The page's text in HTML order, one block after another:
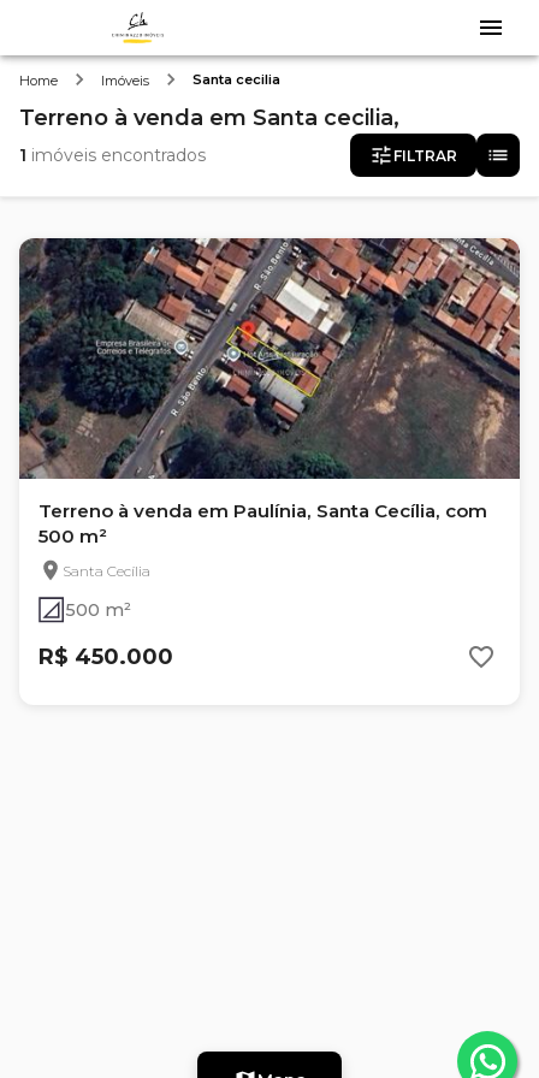
Home Imóveis Santa cecilia
Terreno à venda em Santa cecilia,
1 imóveis encontrados FILTRAR
Terreno à venda em Paulínia, Santa Cecília, com
500 m²
Santa Cecília
500 m²
R$ 450.000